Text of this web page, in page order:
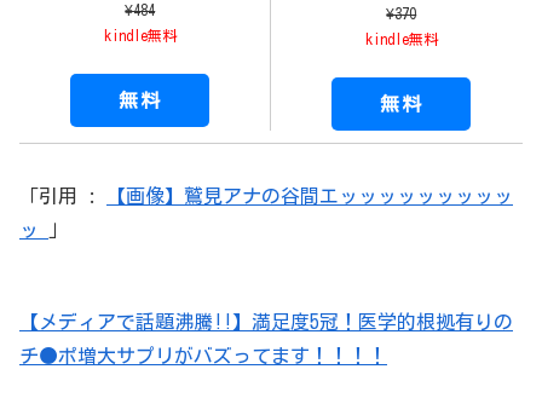
¥484
kindle無料
無料
¥370
kindle無料
無料
引用 :
【画像】鷲見アナの谷間エッッッッッッッッッ
ッ
【メディアで話題沸騰!!】満足度5冠！医学的根拠有りの
チ●ポ増大サプリがバズってます！！！！